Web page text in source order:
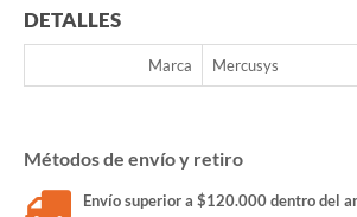
DETALLES
Marca Mercusys
Métodos de envío y retiro
Envío superior a $120.000 dentro del